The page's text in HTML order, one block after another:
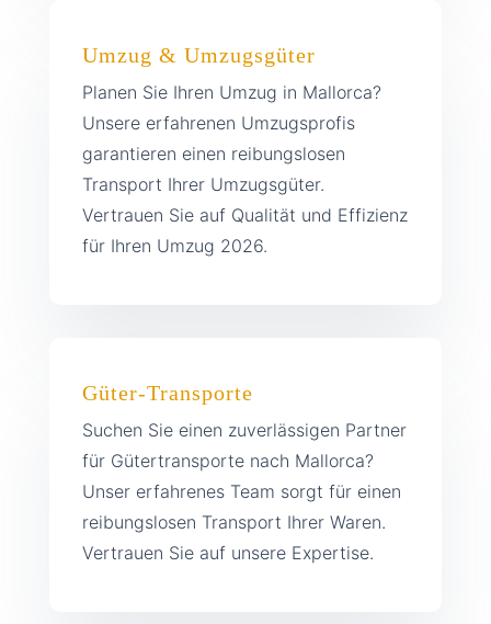
Umzug & Umzugsgüter
Planen Sie Ihren Umzug in Mallorca?
Unsere erfahrenen Umzugsprofis
garantieren einen reibungslosen
Transport Ihrer Umzugsgüter.
Vertrauen Sie auf Qualität und Effizienz
für Ihren Umzug 2026.
Güter-Transporte
Suchen Sie einen zuverlässigen Partner
für Gütertransporte nach Mallorca?
Unser erfahrenes Team sorgt für einen
reibungslosen Transport Ihrer Waren.
Vertrauen Sie auf unsere Expertise.